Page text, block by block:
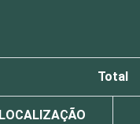
Total
LOCALIZAÇÃO